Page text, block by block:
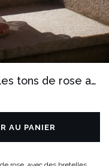
Dive - Robe pour bébé dans les tons de rose avec des fleurs faites à la main et des bretelles réglables + élastique pour les cheveux
AU PANIER